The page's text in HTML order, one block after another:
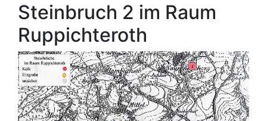
Steinbruch 2 im Raum
Ruppichteroth